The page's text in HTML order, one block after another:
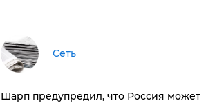
Сеть
Шарп предупредил, что Россия может